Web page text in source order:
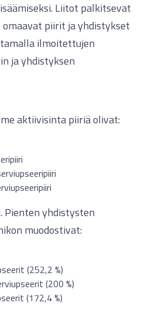
Liitot palkitsevat
piirit ja yhdistykset
ilmoitettujen
ja yhdistyksen
aktiivisinta piiriä olivat:
Pienten yhdistysten
muodostivat:
(252,2 %)
(200 %)
(172,4 %)